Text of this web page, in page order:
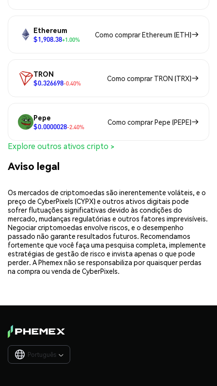
Ethereum
$1,908.38+1.00%
Como comprar Ethereum (ETH)
TRON
$0.326698-0.40%
Como comprar TRON (TRX)
Pepe
$0.0000028-2.40%
Como comprar Pepe (PEPE)
Explore outros ativos cripto >
Aviso legal
Os mercados de criptomoedas são inerentemente voláteis, e o
preço de CyberPixels (CYPX) e outros ativos digitais pode
sofrer flutuações significativas devido às condições do
mercado, mudanças regulatórias e outros fatores imprevisíveis.
Negociar criptomoedas envolve riscos, e o desempenho
passado não garante resultados futuros. Recomendamos
fortemente que você faça uma pesquisa completa, implemente
estratégias de gestão de risco e invista apenas o que pode
perder. A Phemex não se responsabiliza por quaisquer perdas
na compra ou venda de CyberPixels.
Português 